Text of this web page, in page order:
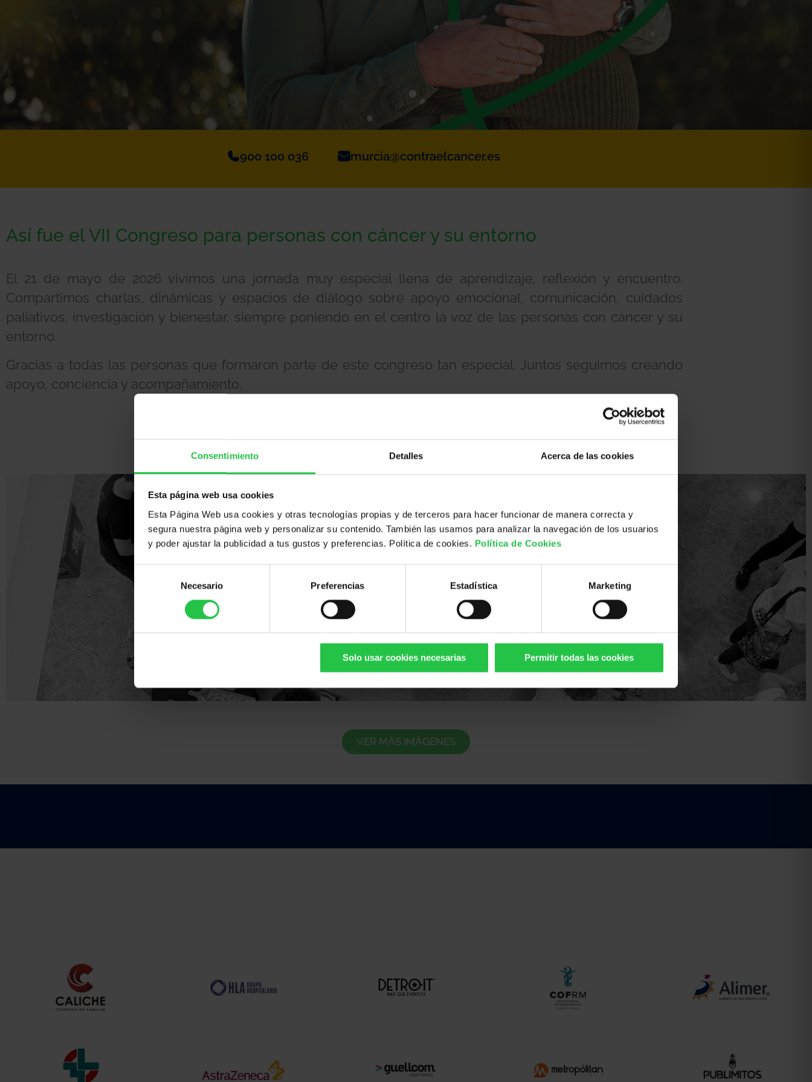
Consentimiento Detalles Acerca de las cookies
Esta página web usa cookies
Esta Página Web usa cookies y otras tecnologías propias y de terceros para hacer funcionar de manera correcta y
segura nuestra página web y personalizar su contenido. También las usamos para analizar la navegación de los usuarios
y poder ajustar la publicidad a tus gustos y preferencias. Política de cookies. Política de Cookies
de
consentimiento
Necesario Preferencias Estadística Marketing
Solo usar cookies necesarias Permitir todas las cookies
900 100 036 murcia@contraelcancer.es
Así fue el VII Congreso para personas con cáncer y su entorno
El 21 de mayo de 2026 vivimos una jornada muy especial llena de aprendizaje, reflexión y encuentro.
Compartimos charlas, dinámicas y espacios de diálogo sobre apoyo emocional, comunicación, cuidados
paliativos, investigación y bienestar, siempre poniendo en el centro la voz de las personas con cáncer y su
entorno.
Gracias a todas las personas que formaron parte de este congreso tan especial. Juntos seguimos creando
apoyo, conciencia y acompañamiento.
VER MÁS IMÁGENES